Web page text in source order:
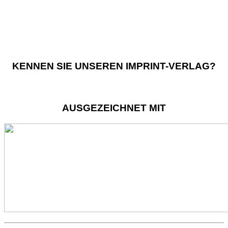
KENNEN SIE UNSEREN IMPRINT-VERLAG?
AUSGEZEICHNET MIT